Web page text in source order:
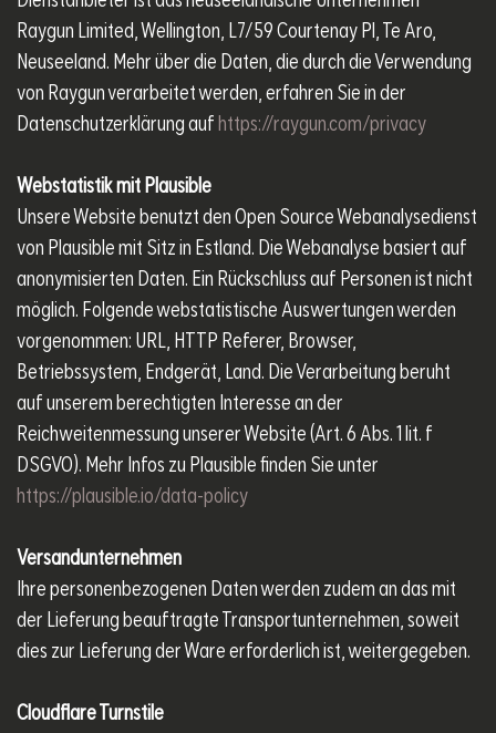
Raygun Limited, Wellington, L7/59 Courtenay Pl, Te Aro,
Neuseeland. Mehr über die Daten, die durch die Verwendung
von Raygun verarbeitet werden, erfahren Sie in der
Datenschutzerklärung auf https://raygun.com/privacy
Webstatistik mit Plausible
Unsere Website benutzt den Open Source Webanalysedienst
von Plausible mit Sitz in Estland. Die Webanalyse basiert auf
anonymisierten Daten. Ein Rückschluss auf Personen ist nicht
möglich. Folgende webstatistische Auswertungen werden
vorgenommen: URL, HTTP Referer, Browser,
Betriebssystem, Endgerät, Land. Die Verarbeitung beruht
auf unserem berechtigten Interesse an der
Reichweitenmessung unserer Website (Art. 6 Abs. 1 lit. f
DSGVO). Mehr Infos zu Plausible finden Sie unter
https://plausible.io/data-policy
Versandunternehmen
Ihre personenbezogenen Daten werden zudem an das mit
der Lieferung beauftragte Transportunternehmen, soweit
dies zur Lieferung der Ware erforderlich ist, weitergegeben.
Cloudflare Turnstile